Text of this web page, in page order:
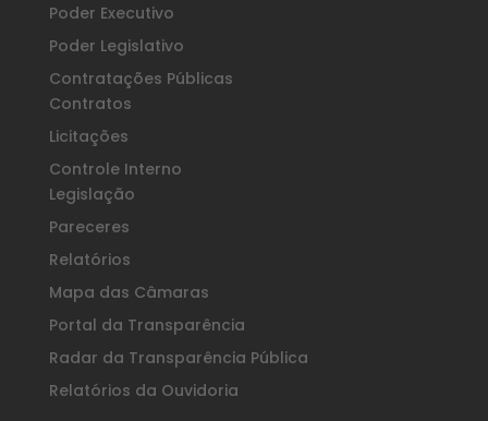
Poder Executivo
Poder Legislativo
Contratações Públicas
Contratos
Licitações
Controle Interno
Legislação
Pareceres
Relatórios
Mapa das Câmaras
Portal da Transparência
Radar da Transparência Pública
Relatórios da Ouvidoria